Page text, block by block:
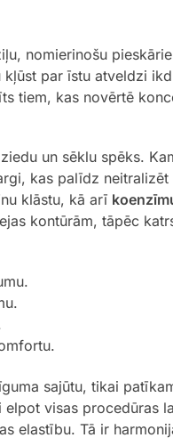
nomierinošu
par īstu atveldzi
tiem, kas novērtē
un sēklu spēks.
kas palīdz
klāstu, kā arī
kontūrām, tāpēc
sajūtu, tikai
visas procedūras
elastību. Tā ir